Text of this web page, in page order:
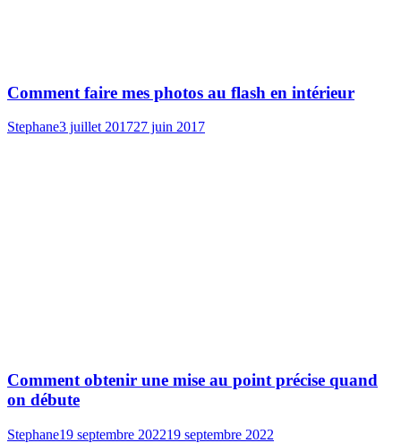
Comment faire mes photos au flash en intérieur
Stephane3 juillet 201727 juin 2017
Comment obtenir une mise au point précise quand
on débute
Stephane19 septembre 202219 septembre 2022